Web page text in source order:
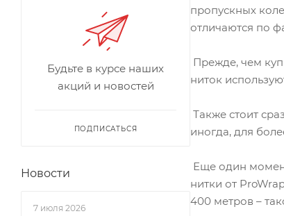
пропускных
отличаются по
Прежде, чем
ниток
Также стоит
иногда, для
Еще один
нитки от
400 метров –
Будьте в курсе наших
акций и новостей
ПОДПИСАТЬСЯ
Новости
7 июля 2026